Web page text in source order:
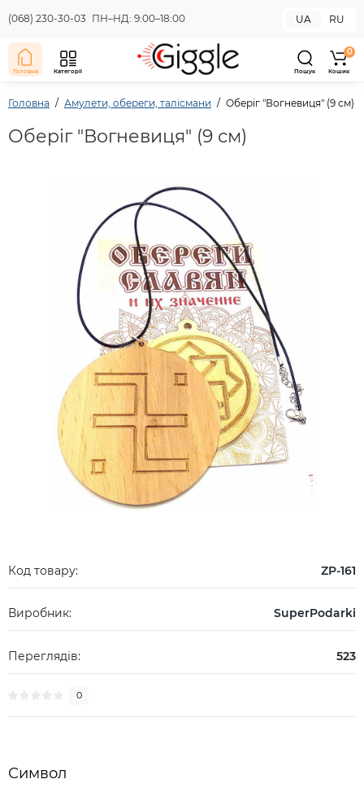
(068) 230-30-03 ПН–НД: 9:00–18:00 UA RU
Головна Категорії Пошук
0
Кошик
Головна Амулети, обереги, талісмани Оберіг "Вогневиця" (9 см)
Оберіг "Вогневиця" (9 см)
Код товару: ZP-161
Виробник: SuperPodarki
Переглядів: 523
0
Символ